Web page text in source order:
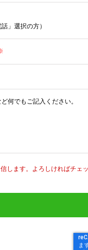
」選択の方）
何でもご記入ください。
します。 よろしければチェ